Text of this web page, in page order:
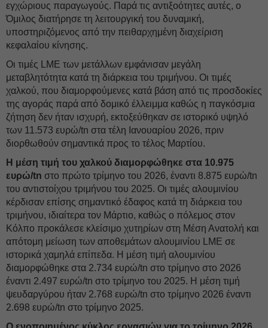
εγχώριους παραγωγούς. Παρά τις αντιξοότητες αυτές, ο
Όμιλος διατήρησε τη λειτουργική του δυναμική,
υποστηριζόμενος από την πειθαρχημένη διαχείριση
κεφαλαίου κίνησης.
Οι τιμές LME των μετάλλων εμφάνισαν μεγάλη
μεταβλητότητα κατά τη διάρκεια του τριμήνου. Οι τιμές
χαλκού, που διαμορφούμενες κατά βάση από τις προσδοκίες
της αγοράς παρά από δομικό έλλειμμα καθώς η παγκόσμια
ζήτηση δεν ήταν ισχυρή, εκτοξεύθηκαν σε ιστορικό υψηλό
των 11.573 ευρώ/tn στα τέλη Ιανουαρίου 2026, πριν
διορθωθούν σημαντικά προς το τέλος Μαρτίου.
Η μέση τιμή του χαλκού διαμορφώθηκε στα 10.975
ευρώ/tn στο πρώτο τρίμηνο του 2026, έναντι 8.875 ευρώ/tn
του αντιστοίχου τριμήνου του 2025. Οι τιμές αλουμινίου
κέρδισαν επίσης σημαντικό έδαφος κατά τη διάρκεια του
τριμήνου, ιδιαίτερα τον Μάρτιο, καθώς ο πόλεμος στον
Κόλπο προκάλεσε κλείσιμο χυτηρίων στη Μέση Ανατολή και
απότομη μείωση των αποθεμάτων αλουμινίου LME σε
ιστορικά χαμηλά επίπεδα. Η μέση τιμή αλουμινίου
διαμορφώθηκε στα 2.734 ευρώ/tn στο τρίμηνο στο 2026
έναντι 2.497 ευρώ/tn στο τρίμηνο του 2025. Η μέση τιμή
ψευδαργύρου ήταν 2.768 ευρώ/tn στο τρίμηνο 2026 έναντι
2.698 ευρώ/tn στο τρίμηνο 2025.